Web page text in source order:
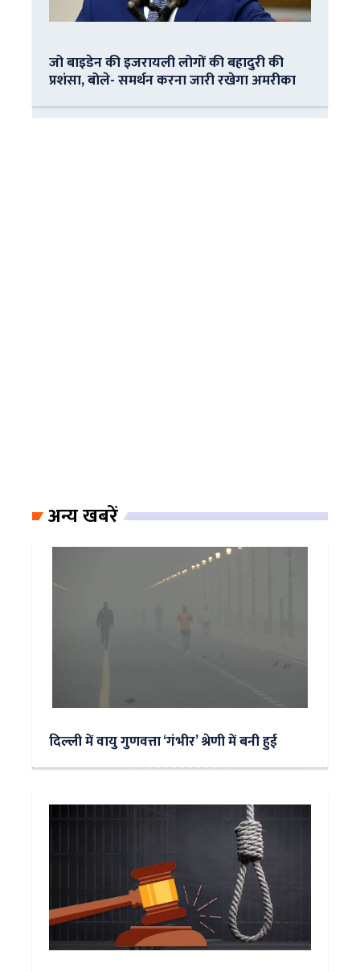
जो बाइडेन की इजरायली लोगों की बहादुरी की
प्रशंसा, बोले- समर्थन करना जारी रखेगा अमरीका
अन्य खबरें
दिल्ली में वायु गुणवत्ता ‘गंभीर’ श्रेणी में बनी हुई